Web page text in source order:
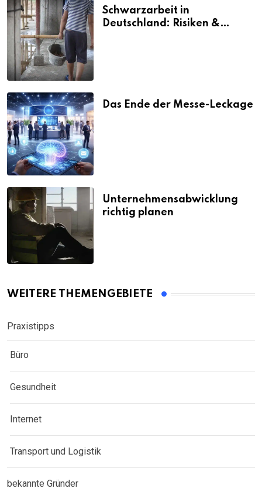
Schwarzarbeit in
Deutschland: Risiken &
Das Ende der Messe-Leckage
Unternehmensabwicklung
richtig planen
WEITERE THEMENGEBIETE
Praxistipps
Büro
Gesundheit
Internet
Transport und Logistik
bekannte Gründer